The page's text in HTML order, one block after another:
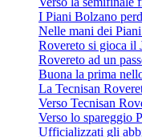
I Piani Bolzano
Nelle mani dei
Rovereto si gioca il
Rovereto ad un
Buona la prima
La Tecnisan
Verso Tecnisan
Verso lo spareggio
Ufficializzati gli